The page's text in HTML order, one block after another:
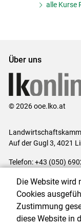
alle Kurse
Über uns
© 2026 ooe.lko.at
Auf der Gugl 3, 4021
Telefon: +43 (050)
Impressum|Kontakt|
Barrierefreiheit
Die Website wird
Cookies
Zustimmung
diese Website in